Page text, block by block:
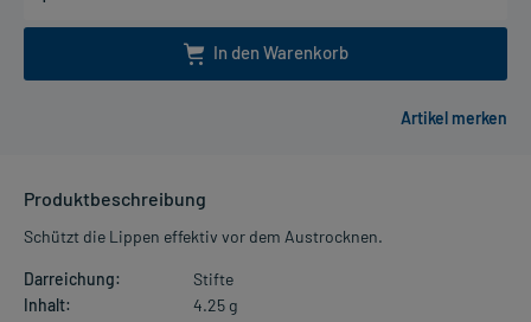
In den Warenkorb
Produktbeschreibung
Schützt die Lippen effektiv vor dem Austrocknen.
Darreichung:
Stifte
Inhalt:
4.25 g